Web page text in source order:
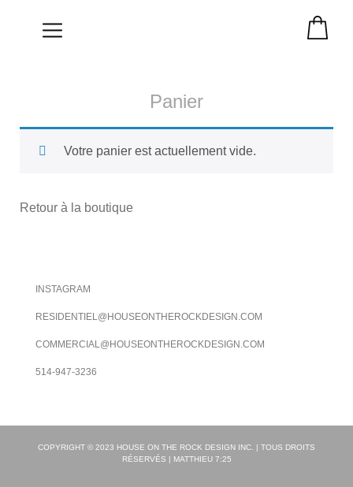
Panier
Votre panier est actuellement vide.
Retour à la boutique
INSTAGRAM
RESIDENTIEL@HOUSEONTHEROCKDESIGN.COM
COMMERCIAL@HOUSEONTHEROCKDESIGN.COM
514-947-3236
COPYRIGHT © 2023 HOUSE ON THE ROCK DESIGN INC. | TOUS DROITS
RÉSERVÉS | MATTHIEU 7:25